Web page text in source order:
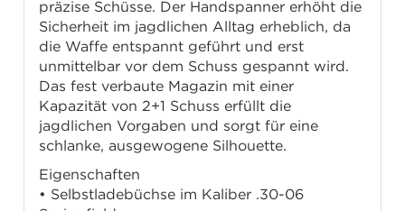
präzise Schüsse. Der Handspanner erhöht die
Sicherheit im jagdlichen Alltag erheblich, da
die Waffe entspannt geführt und erst
unmittelbar vor dem Schuss gespannt wird.
Das fest verbaute Magazin mit einer
Kapazität von 2+1 Schuss erfüllt die
jagdlichen Vorgaben und sorgt für eine
schlanke, ausgewogene Silhouette.
Eigenschaften
• Selbstladebüchse im Kaliber .30-06